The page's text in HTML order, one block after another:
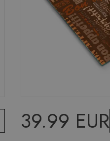
39.99 EUR